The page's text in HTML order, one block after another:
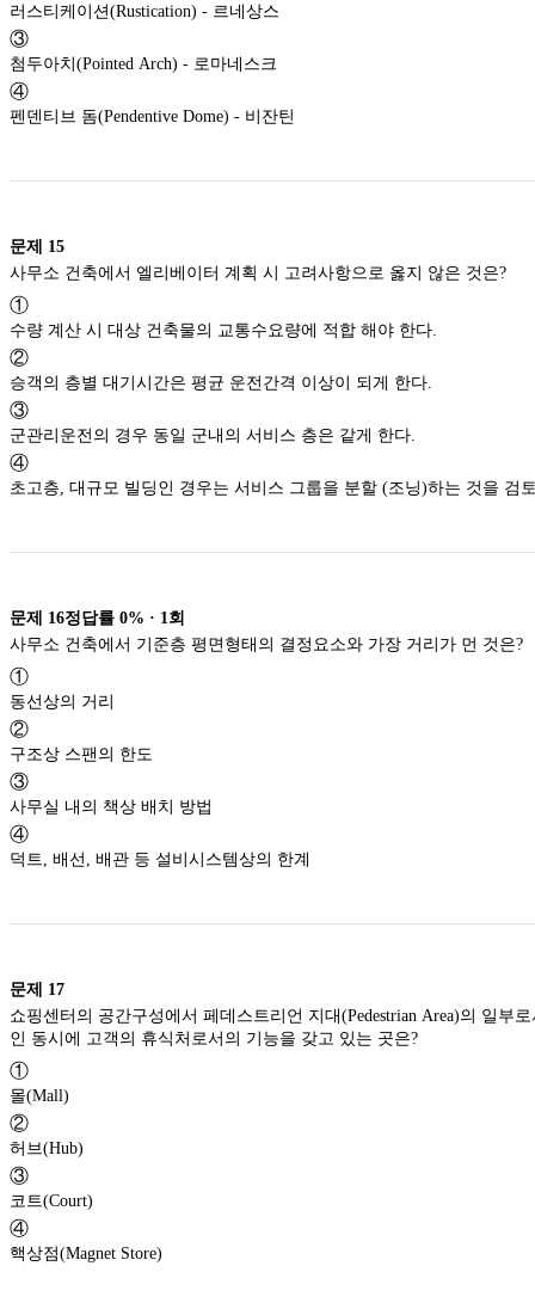
러스티케이션(Rustication) - 르네상스
③
첨두아치(Pointed Arch) - 로마네스크
④
펜덴티브 돔(Pendentive Dome) - 비잔틴
문제 15
사무소 건축에서 엘리베이터 계획 시 고려사항으로 옳지 않은 것은?
①
수량 계산 시 대상 건축물의 교통수요량에 적합 해야 한다.
②
승객의 층별 대기시간은 평균 운전간격 이상이 되게 한다.
③
군관리운전의 경우 동일 군내의 서비스 층은 같게 한다.
④
초고층, 대규모 빌딩인 경우는 서비스 그룹을 분할 (조닝)하
문제 16정답률 0% · 1 회
사무소 건축에서 기준층 평면형태의 결정요소와 가장 거리가 먼 것은?
①
동선상의 거리
②
구조상 스팬의 한도
③
사무실 내의 책상 배치 방법
④
덕트, 배선, 배관 등 설비시스템상의 한계
문제 17
쇼핑센터의 공간구성에서 페데스트리언 지대(Pedestrian Area)의 일부로서 고객을 각 상점에 유도하는 주요 보행자 동선
인 동시에 고객의 휴식처로서의 기능을 갖고 있는 곳은?
①
몰(Mall)
②
허브(Hub)
③
코트(Court)
④
핵상점(Magnet Store)